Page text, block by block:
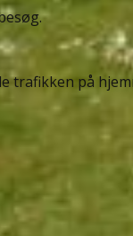
trafikken på